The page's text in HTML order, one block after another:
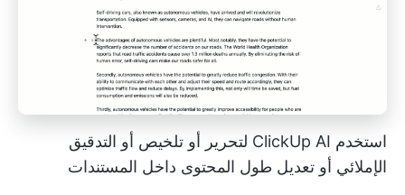
استخدم ClickUp AI لتحرير أو تلخيص أو التدقيق
الإملائي أو تعديل طول المحتوى داخل المستندات